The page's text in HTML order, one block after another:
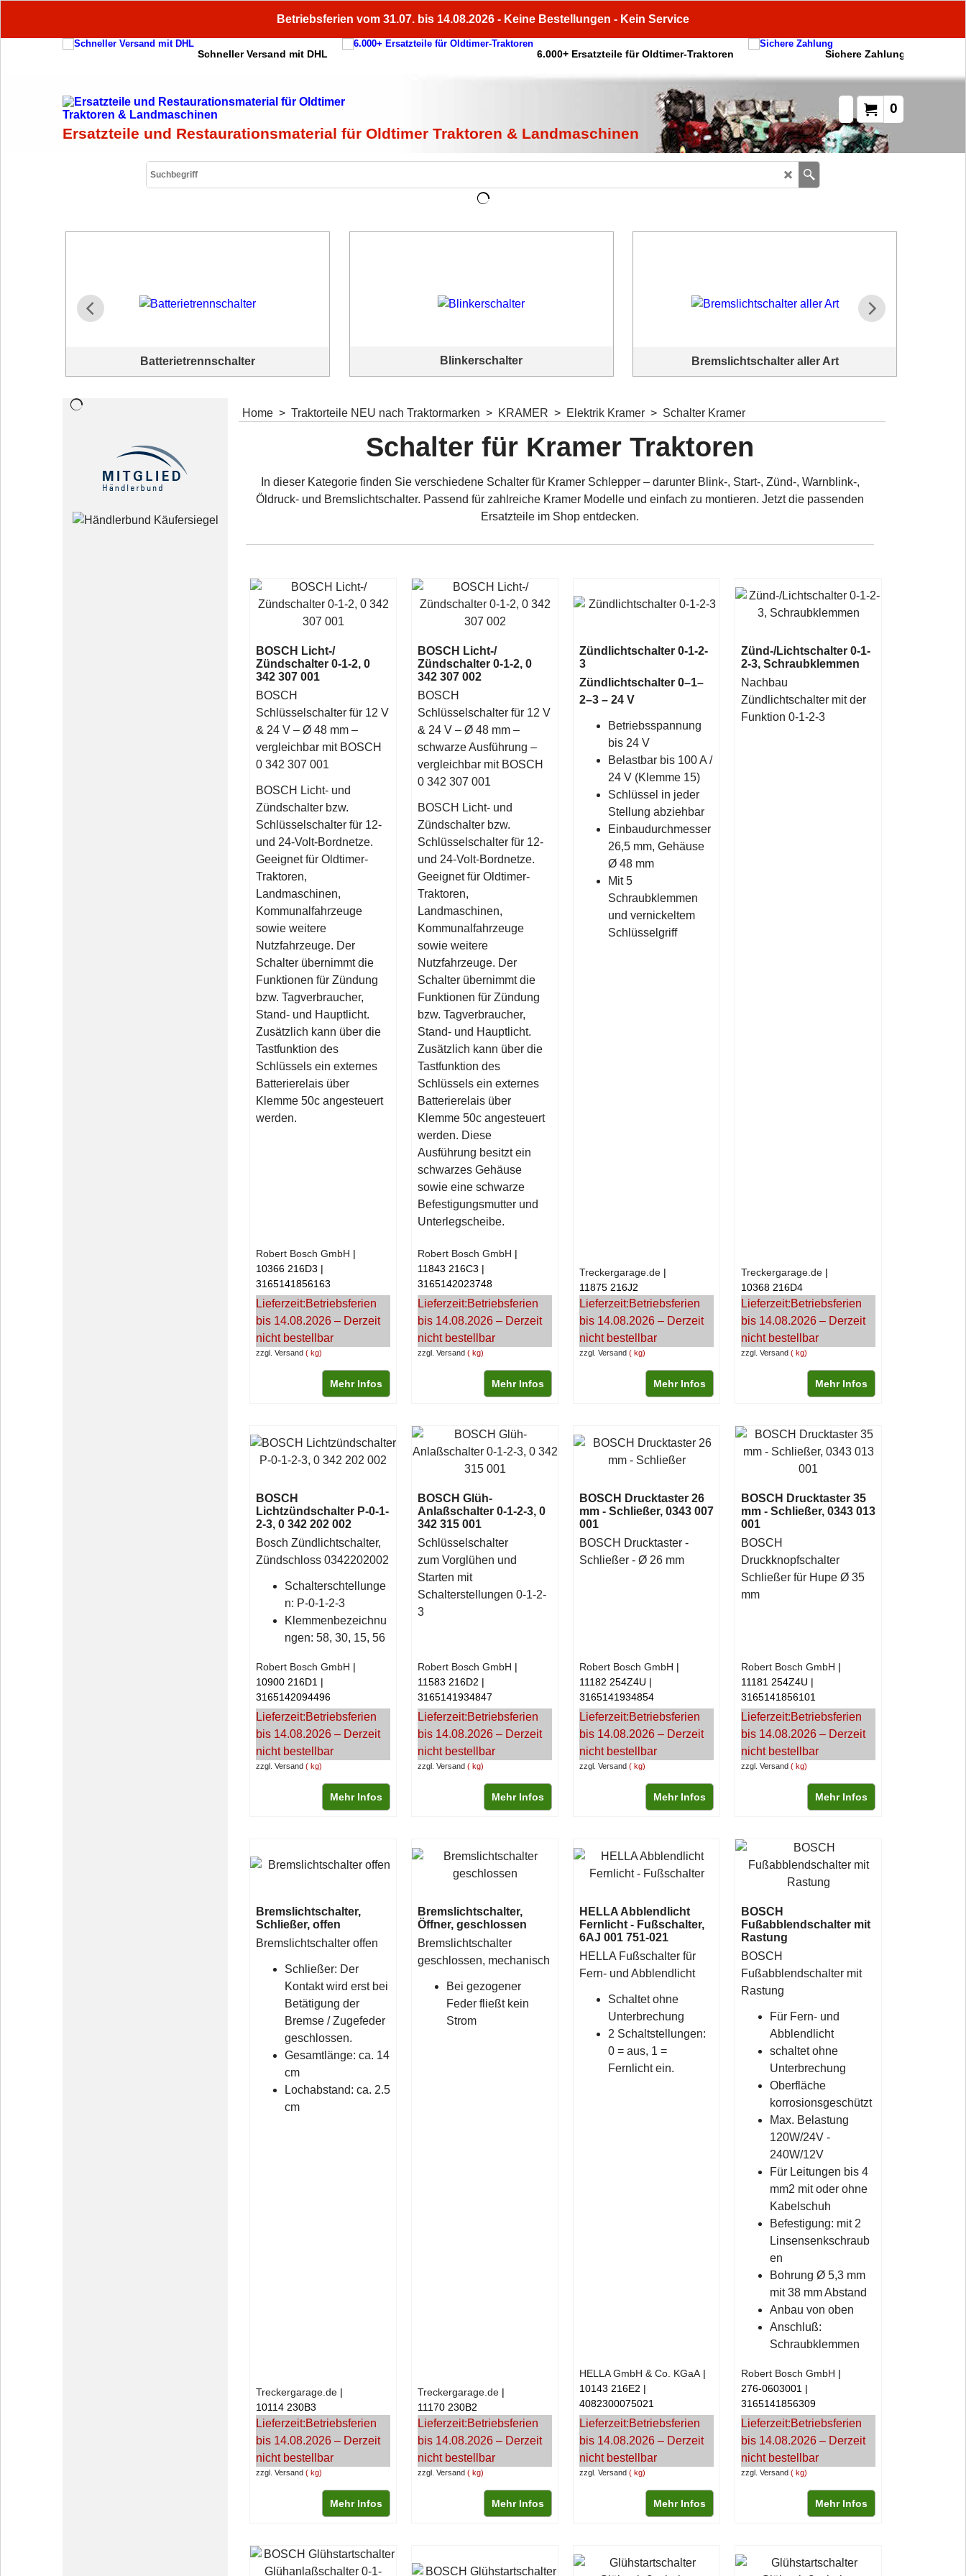
Betriebsferien vom 31.07. bis 14.08.2026 - Keine Bestellungen - Kein Service
Schneller Versand mit DHL 6.000+ Ersatzteile für Oldtimer-Traktoren Sichere Zahlung
0
Ersatzteile und Restaurationsmaterial für Oldtimer Traktoren & Landmaschinen
Batterietrennschalter Blinkerschalter Bremslichtschalter aller Art
Home > Traktorteile NEU nach Traktormarken > KRAMER > Elektrik Kramer > Schalter Kramer
Schalter für Kramer Traktoren
In dieser Kategorie finden Sie verschiedene Schalter für Kramer Schlepper – darunter Blink-, Start-, Zünd-, Warnblink-,
Öldruck- und Bremslichtschalter. Passend für zahlreiche Kramer Modelle und einfach zu montieren. Jetzt die passenden
Ersatzteile im Shop entdecken.
BOSCH Licht-/
Zündschalter 0-1-2, 0
342 307 001
BOSCH
Schlüsselschalter für 12 V
& 24 V – Ø 48 mm –
vergleichbar mit BOSCH
0 342 307 001
BOSCH Licht- und
Zündschalter bzw.
Schlüsselschalter für 12-
und 24-Volt-Bordnetze.
Geeignet für Oldtimer-
Traktoren,
Landmaschinen,
Kommunalfahrzeuge
sowie weitere
Nutzfahrzeuge. Der
Schalter übernimmt die
Funktionen für Zündung
bzw. Tagverbraucher,
Stand- und Hauptlicht.
Zusätzlich kann über die
Tastfunktion des
Schlüssels ein externes
Batterierelais über
Klemme 50c angesteuert
werden.
zzgl. Versand kg
Robert Bosch GmbH
10366 216D3
3165141856163
Lieferzeit:Betriebsferien
bis 14.08.2026 – Derzeit
nicht bestellbar
Mehr Infos
BOSCH Licht-/
Zündschalter 0-1-2, 0
342 307 002
BOSCH
Schlüsselschalter für 12 V
& 24 V – Ø 48 mm –
schwarze Ausführung –
vergleichbar mit BOSCH
0 342 307 001
BOSCH Licht- und
Zündschalter bzw.
Schlüsselschalter für 12-
und 24-Volt-Bordnetze.
Geeignet für Oldtimer-
Traktoren,
Landmaschinen,
Kommunalfahrzeuge
sowie weitere
Nutzfahrzeuge. Der
Schalter übernimmt die
Funktionen für Zündung
bzw. Tagverbraucher,
Stand- und Hauptlicht.
Zusätzlich kann über die
Tastfunktion des
Schlüssels ein externes
Batterierelais über
Klemme 50c angesteuert
werden. Diese
Ausführung besitzt ein
schwarzes Gehäuse
sowie eine schwarze
Befestigungsmutter und
Unterlegscheibe.
zzgl. Versand kg
Robert Bosch GmbH
11843 216C3
3165142023748
Lieferzeit:Betriebsferien
bis 14.08.2026 – Derzeit
nicht bestellbar
Mehr Infos
Zündlichtschalter 0-1-2-
3
Zündlichtschalter 0–1–
2–3 – 24 V
Betriebsspannung
bis 24 V
Belastbar bis 100 A /
24 V (Klemme 15)
Schlüssel in jeder
Stellung abziehbar
Einbaudurchmesser
26,5 mm, Gehäuse
Ø 48 mm
Mit 5
Schraubklemmen
und vernickeltem
Schlüsselgriff
zzgl. Versand kg
Treckergarage.de
11875 216J2
Lieferzeit:Betriebsferien
bis 14.08.2026 – Derzeit
nicht bestellbar
Mehr Infos
Zünd-/Lichtschalter 0-1-
2-3, Schraubklemmen
Nachbau
Zündlichtschalter mit der
Funktion 0-1-2-3
zzgl. Versand kg
Treckergarage.de
10368 216D4
Lieferzeit:Betriebsferien
bis 14.08.2026 – Derzeit
nicht bestellbar
Mehr Infos
BOSCH
Lichtzündschalter P-0-1-
2-3, 0 342 202 002
Bosch Zündlichtschalter,
Zündschloss 0342202002
Schalterschtellunge
n: P-0-1-2-3
Klemmenbezeichnu
ngen: 58, 30, 15, 56
zzgl. Versand kg
Robert Bosch GmbH
10900 216D1
3165142094496
Lieferzeit:Betriebsferien
bis 14.08.2026 – Derzeit
nicht bestellbar
Mehr Infos
BOSCH Glüh-
Anlaßschalter 0-1-2-3, 0
342 315 001
Schlüsselschalter
zum Vorglühen und
Starten mit
Schalterstellungen 0-1-2-
3
zzgl. Versand kg
Robert Bosch GmbH
11583 216D2
3165141934847
Lieferzeit:Betriebsferien
bis 14.08.2026 – Derzeit
nicht bestellbar
Mehr Infos
BOSCH Drucktaster 26
mm - Schließer, 0343 007
001
BOSCH Drucktaster -
Schließer - Ø 26 mm
zzgl. Versand kg
Robert Bosch GmbH
11182 254Z4U
3165141934854
Lieferzeit:Betriebsferien
bis 14.08.2026 – Derzeit
nicht bestellbar
Mehr Infos
BOSCH Drucktaster 35
mm - Schließer, 0343 013
001
BOSCH
Druckknopfschalter
Schließer für Hupe Ø 35
mm
zzgl. Versand kg
Robert Bosch GmbH
11181 254Z4U
3165141856101
Lieferzeit:Betriebsferien
bis 14.08.2026 – Derzeit
nicht bestellbar
Mehr Infos
Bremslichtschalter,
Schließer, offen
Bremslichtschalter offen
Schließer: Der
Kontakt wird erst bei
Betätigung der
Bremse / Zugefeder
geschlossen.
Gesamtlänge: ca. 14
cm
Lochabstand: ca. 2.5
cm
zzgl. Versand kg
Treckergarage.de
10114 230B3
Lieferzeit:Betriebsferien
bis 14.08.2026 – Derzeit
nicht bestellbar
Mehr Infos
Bremslichtschalter,
Öffner, geschlossen
Bremslichtschalter
geschlossen, mechanisch
Bei gezogener
Feder fließt kein
Strom
zzgl. Versand kg
Treckergarage.de
11170 230B2
Lieferzeit:Betriebsferien
bis 14.08.2026 – Derzeit
nicht bestellbar
Mehr Infos
HELLA Abblendlicht
Fernlicht - Fußschalter,
6AJ 001 751-021
HELLA Fußschalter für
Fern- und Abblendlicht
Schaltet ohne
Unterbrechung
2 Schaltstellungen:
0 = aus, 1 =
Fernlicht ein.
zzgl. Versand kg
HELLA GmbH & Co. KGaA
10143 216E2
4082300075021
Lieferzeit:Betriebsferien
bis 14.08.2026 – Derzeit
nicht bestellbar
Mehr Infos
BOSCH
Fußabblendschalter mit
Rastung
BOSCH
Fußabblendschalter mit
Rastung
Für Fern- und
Abblendlicht
schaltet ohne
Unterbrechung
Oberfläche
korrosionsgeschützt
Max. Belastung
120W/24V -
240W/12V
Für Leitungen bis 4
mm2 mit oder ohne
Kabelschuh
Befestigung: mit 2
Linsensenkschraub
en
Bohrung Ø 5,3 mm
mit 38 mm Abstand
Anbau von oben
Anschluß:
Schraubklemmen
zzgl. Versand kg
Robert Bosch GmbH
276-0603001
3165141856309
Lieferzeit:Betriebsferien
bis 14.08.2026 – Derzeit
nicht bestellbar
Mehr Infos